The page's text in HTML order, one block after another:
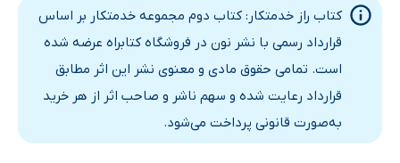
کتاب راز خدمتکار: کتاب دوم مجموعه خدمتکار بر اساس
قرارداد رسمی با نشر نون در فروشگاه کتابراه عرضه شده
است. تمامی حقوق مادی و معنوی نشر این اثر مطابق
قرارداد رعایت شده و سهم ناشر و صاحب اثر از هر خرید
به‌صورت قانونی پرداخت می‌شود.